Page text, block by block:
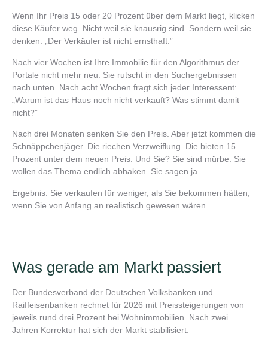
Wenn Ihr Preis 15 oder 20 Prozent über dem Markt liegt, klicken
diese Käufer weg. Nicht weil sie knausrig sind. Sondern weil sie
denken: „Der Verkäufer ist nicht ernsthaft.”
Nach vier Wochen ist Ihre Immobilie für den Algorithmus der
Portale nicht mehr neu. Sie rutscht in den Suchergebnissen
nach unten. Nach acht Wochen fragt sich jeder Interessent:
„Warum ist das Haus noch nicht verkauft? Was stimmt damit
nicht?”
Nach drei Monaten senken Sie den Preis. Aber jetzt kommen die
Schnäppchenjäger. Die riechen Verzweiflung. Die bieten 15
Prozent unter dem neuen Preis. Und Sie? Sie sind mürbe. Sie
wollen das Thema endlich abhaken. Sie sagen ja.
Ergebnis: Sie verkaufen für weniger, als Sie bekommen hätten,
wenn Sie von Anfang an realistisch gewesen wären.
Was gerade am Markt passiert
Der Bundesverband der Deutschen Volksbanken und
Raiffeisenbanken rechnet für 2026 mit Preissteigerungen von
jeweils rund drei Prozent bei Wohnimmobilien. Nach zwei
Jahren Korrektur hat sich der Markt stabilisiert.